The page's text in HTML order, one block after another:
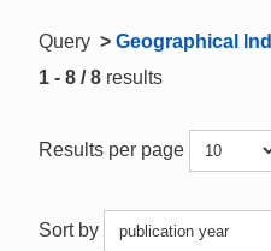
Query > Geographical
1 - 8 / 8 results
Results per page
Sort by